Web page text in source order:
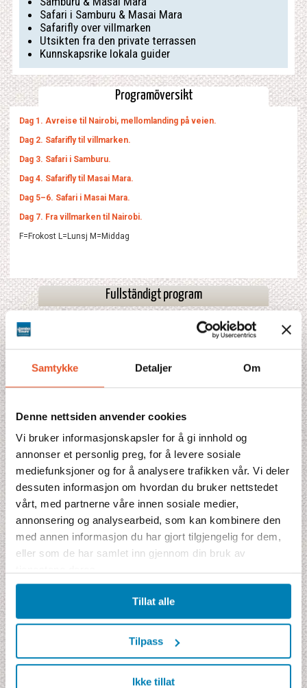
Samtykke Detaljer Om
Denne nettsiden anvender cookies
Vi bruker informasjonskapsler for å gi innhold og
annonser et personlig preg, for å levere sosiale
mediefunksjoner og for å analysere trafikken vår. Vi deler
dessuten informasjon om hvordan du bruker nettstedet
vårt, med partnerne våre innen sosiale medier,
annonsering og analysearbeid, som kan kombinere den
med annen informasjon du har gjort tilgjengelig for dem,
eller som de har samlet inn gjennom din bruk av
Tillat alle
Tilpass
Ikke tillat
Safari i Samburu & Masai Mara
Safarifly over villmarken
Utsikten fra den private terrassen
Kunnskapsrike lokala guider
Programöversikt
Dag 1. Avreise til Nairobi, mellomlanding på veien.
Dag 2. Safarifly til villmarken.
Dag 3. Safari i Samburu.
Dag 4. Safarifly til Masai Mara.
Dag 5–6. Safari i Masai Mara.
Dag 7. Fra villmarken til Nairobi.
F=Frokost L=Lunsj M=Middag
Fullständigt program
Fakta
Kombinationer
Pristilbud
Denne reisen mangler pris akkurat nå. Fyll gjerne ut bestillingen
Prisen inkluderer
5 safarilodgenetter ★★★★
Fly fra Skandinavia i økonomiklasse
Safarier skjer i halvåpen, firhjulsdreven jeep
Alle nasjonalparkavgifter p.t 410 USD